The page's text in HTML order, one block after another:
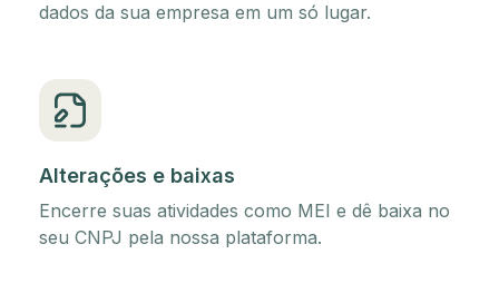
dados da sua empresa em um só lugar.
Alterações e baixas
Encerre suas atividades como MEI e dê baixa no
seu CNPJ pela nossa plataforma.